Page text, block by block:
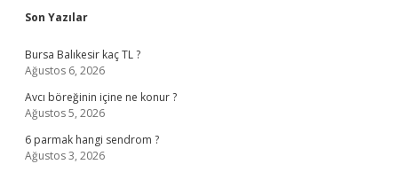
Sidebar
Son Yazılar
Bursa Balıkesir kaç TL ?
Ağustos 6, 2026
Avcı böreğinin içine ne konur ?
Ağustos 5, 2026
6 parmak hangi sendrom ?
Ağustos 3, 2026